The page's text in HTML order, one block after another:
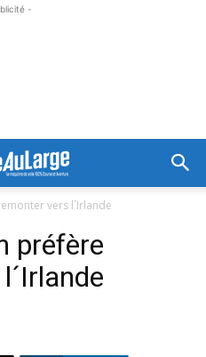
-
vers l´Irlande
préfère